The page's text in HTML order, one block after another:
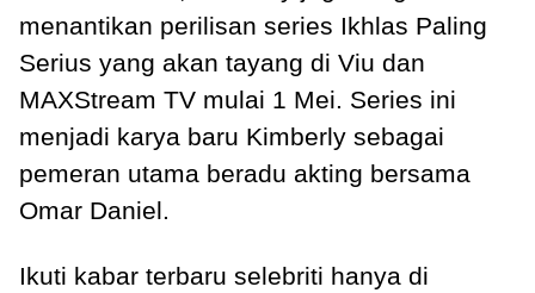
menantikan perilisan series Ikhlas Paling
Serius yang akan tayang di Viu dan
MAXStream TV mulai 1 Mei. Series ini
menjadi karya baru Kimberly sebagai
pemeran utama beradu akting bersama
Omar Daniel.
Ikuti kabar terbaru selebriti hanya di